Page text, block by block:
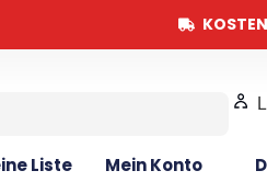
Liste Mein Konto